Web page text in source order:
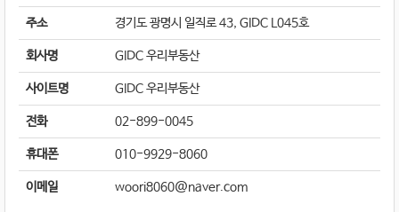
주소 경기도 광명시 일직로 43, GIDC L045호
회사명 GIDC 우리부동산
사이트명 GIDC 우리부동산
전화 02-899-0045
휴대폰 010-9929-8060
이메일 woori8060@naver.com